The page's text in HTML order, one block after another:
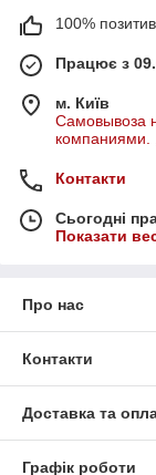
100%
Працює з
м. Київ
Самовывоза
компаниями.
Контакти
Сьогодні
Показати
Про нас
Контакти
Доставка та
Графік роботи